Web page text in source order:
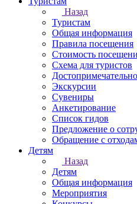
Назад
Туристам
Общая информация
Правила посещения
Стоимость
Схема для туристов
Экскурсии
Сувениры
Анкетирование
Список гидов
Предложение о
Обращение с
Детям
Назад
Детям
Общая информация
Мероприятия